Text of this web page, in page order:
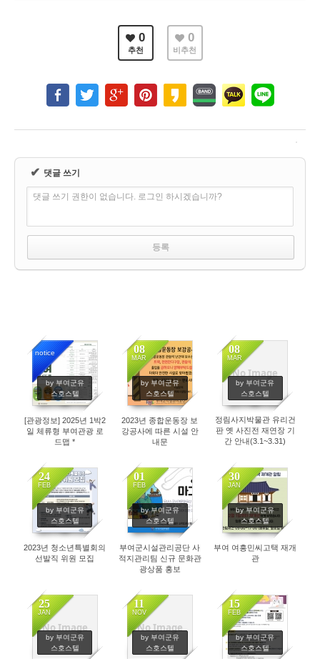
0
추천
0
비추천
✔ 댓글 쓰기
댓글 쓰기 권한이 없습니다. 로그인 하시겠습니까?
notice
by 부여군유
스호스텔
2102
[관광정보] 2025년 1박2
일 체류형 부여관광 로
드맵 *
08
MAR
by 부여군유
스호스텔
3054
2023년 종합운동장 보
강공사에 따른 시설 안
내문
No Image
08
MAR
by 부여군유
스호스텔
3309
정림사지박물관 유리건
판 옛 사진전 재연장 기
간 안내(3.1~3.31)
24
FEB
by 부여군유
스호스텔
3336
2023년 청소년특별회의
선발직 위원 모집
01
FEB
by 부여군유
스호스텔
2987
부여군시설관리공단 사
적지관리팀 신규 문화관
광상품 홍보
30
JAN
by 부여군유
스호스텔
3045
부여 여흥민씨고택 재개
관
No Image
25
JAN
by 부여군유
스호스텔
2993 No Image
11
NOV
by 부여군유
스호스텔
3447
15
FEB
by 부여군유
스호스텔
3635